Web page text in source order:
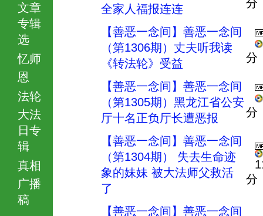
文章
专辑
选
忆师
恩
法轮
大法
日专
辑
真相
广播
稿
全家人福报连连
分
【善恶一念间】善恶一念间
（第1306期）丈夫听我读
《转法轮》受益
分
【善恶一念间】善恶一念间
（第1305期）黑龙江省公安
厅十名正负厅长遭恶报
分
【善恶一念间】善恶一念间
（第1304期） 失去生命迹
象的妹妹 被大法师父救活
了
分
【善恶一念间】善恶一念间